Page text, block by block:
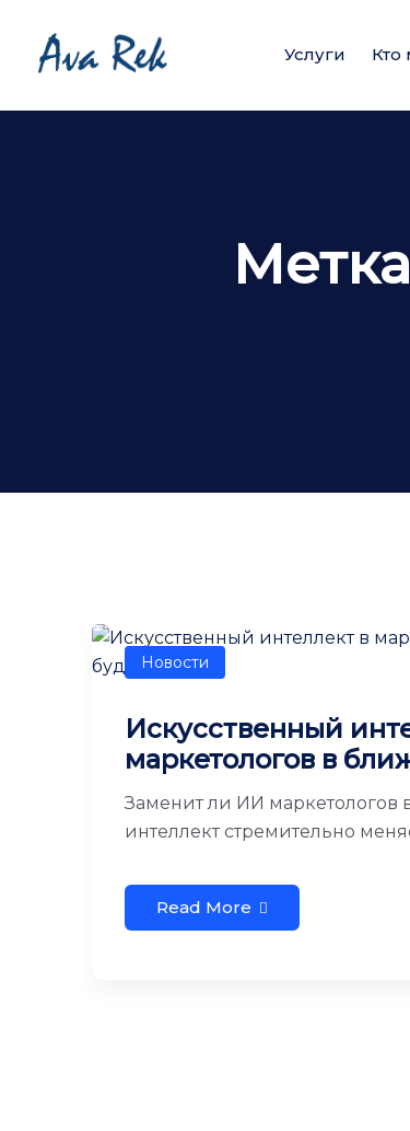
Услуги Кто
Новости
Искусственный
маркетологов в
Заменит ли ИИ маркетологов
интеллект стремительно
Read More